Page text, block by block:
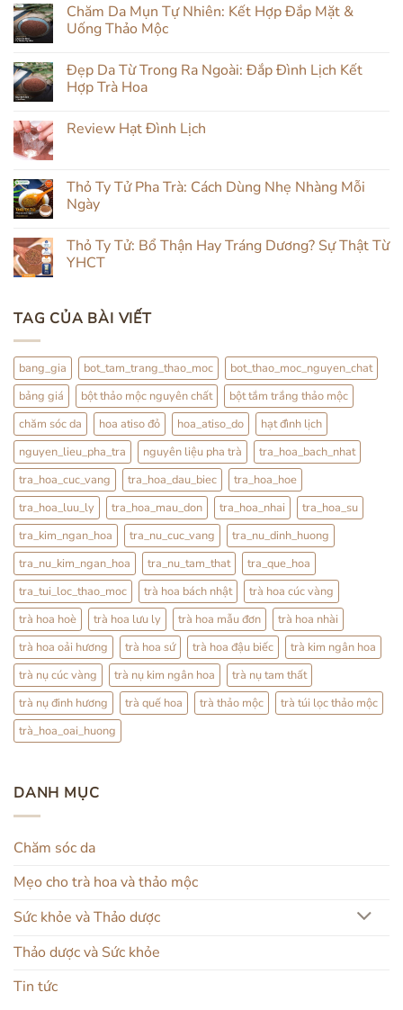
Chăm Da Mụn Tự Nhiên: Kết Hợp Đắp Mặt &
Uống Thảo Mộc
bình
luận
ở
Mụn
Đắp
Mặt
&
Mộc
Đẹp Da Từ Trong Ra Ngoài: Đắp Đình Lịch Kết
Hợp Trà Hoa
bình
Trong
Ra
Đình
Lịch
Kết
Review Hạt Đình Lịch
luận
Review
Lịch
Thỏ Ty Tử Pha Trà: Cách Dùng Nhẹ Nhàng Mỗi
Ngày
bình
luận
Pha
Trà:
Nhẹ
Nhàng
Mỗi
Ngày
Thỏ Ty Tử: Bổ Thận Hay Tráng Dương? Sự Thật Từ
YHCT
luận
ở
Tử:
Bổ
Thận
Hay
Tráng
Dương?
Sự
Thật
Từ
YHCT
TAG CỦA BÀI VIẾT
bang_gia bot_tam_trang_thao_moc
bot_thao_moc_nguyen_chat
bảng giá
bột thảo mộc nguyên chất
bột tắm trắng thảo mộc
chăm sóc da
hoa atiso đỏ hoa_atiso_do
hạt đình lịch
nguyen_lieu_pha_tra
nguyên liệu pha trà
tra_hoa_bach_nhat
tra_hoa_cuc_vang
tra_hoa_dau_biec
tra_hoa_hoe
tra_hoa_luu_ly
tra_hoa_mau_don tra_hoa_nhai
tra_hoa_su
tra_kim_ngan_hoa
tra_nu_cuc_vang
tra_nu_dinh_huong
tra_nu_kim_ngan_hoa
tra_nu_tam_that
tra_que_hoa
tra_tui_loc_thao_moc
trà hoa bách nhật
trà hoa cúc vàng
trà hoa hoè
trà hoa lưu ly trà hoa mẫu đơn
trà hoa nhài
trà hoa oải hương
trà hoa sứ trà hoa đậu biếc
trà kim ngân hoa
trà nụ cúc vàng
trà nụ kim ngân hoa
trà nụ tam thất
trà nụ đinh hương
trà quế hoa trà thảo mộc
trà túi lọc thảo mộc
trà_hoa_oai_huong
DANH MỤC
Chăm sóc da
Mẹo cho trà hoa và thảo mộc
Sức khỏe và Thảo dược
Thảo dược và Sức khỏe
Tin tức